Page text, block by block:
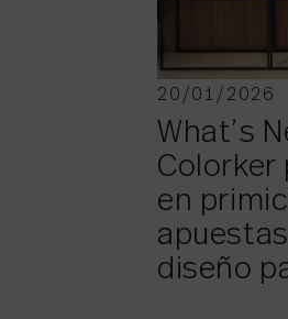
20/01/2026
What’s
Colorker
en
diseño